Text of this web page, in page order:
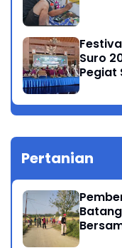
Suro
Pegiat
Pertanian